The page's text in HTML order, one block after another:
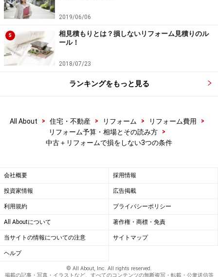
※記事内容は執筆時点のものです。最新の内容をご確認くださ
2019/06/06
5
相見積もりとは？損しないリフォーム見積りのル
ール！
2018/07/23
ランキングをもっと見る
All About > 住宅・不動産 > リフォーム > リフォーム費用
>
リフォーム予算・相場とその読み方
>
中古＋リフォームで損をしない3つの条件
会社概要 採用情報
投資家情報 広告掲載
利用規約 プライバシーポリシー
All Aboutについて 著作権・商標・免責
当サイトの情報についての注意 サイトマップ
ヘルプ
© All About, Inc. All rights reserved.
掲載の記事・写真・イラストなど、すべてのコンテンツの無断複写・転載・公衆送信等